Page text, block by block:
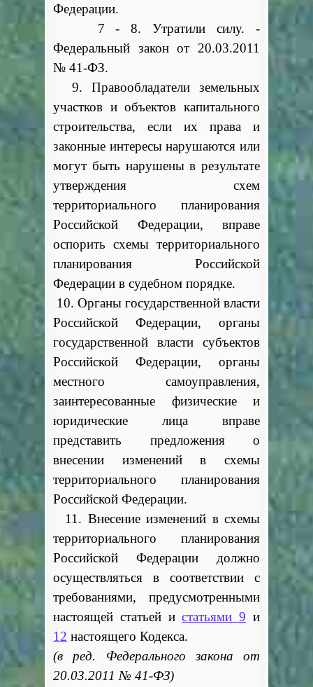
Федерации.
7 - 8. Утратили силу. -
Федеральный закон от 20.03.2011
№ 41-ФЗ.
9. Правообладатели земельных
участков и объектов капитального
строительства, если их права и
законные интересы нарушаются или
могут быть нарушены в результате
утверждения схем
территориального планирования
Российской Федерации, вправе
оспорить схемы территориального
планирования Российской
Федерации в судебном порядке.
10. Органы государственной власти
Российской Федерации, органы
государственной власти субъектов
Российской Федерации, органы
местного самоуправления,
заинтересованные физические и
юридические лица вправе
представить предложения о
внесении изменений в схемы
территориального планирования
Российской Федерации.
11. Внесение изменений в схемы
территориального планирования
Российской Федерации должно
осуществляться в соответствии с
требованиями, предусмотренными
настоящей статьей истатьями 9 и
12 настоящего Кодекса.
(в ред. Федерального закона от
20.03.2011 № 41-ФЗ)